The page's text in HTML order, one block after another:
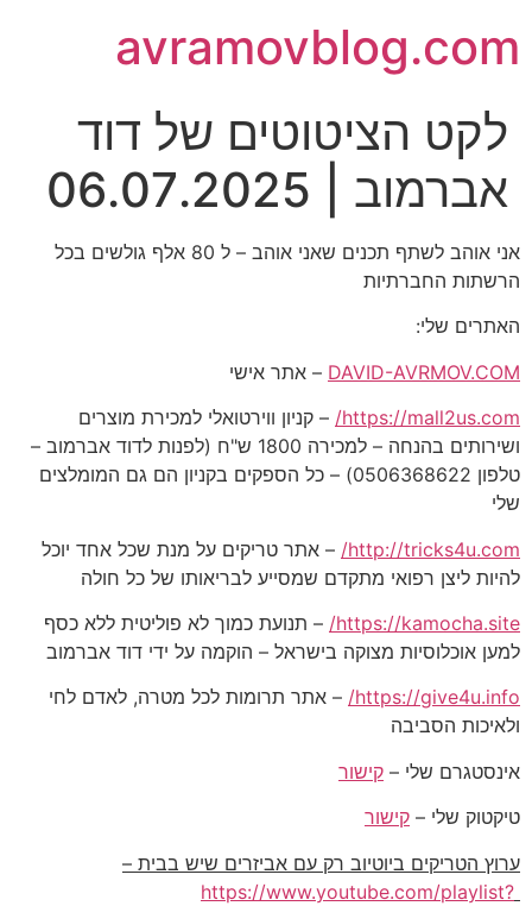
avramovblog.com
לקט הציטוטים של דוד
אברמוב | 06.07.2025
אני אוהב לשתף תכנים שאני אוהב – ל 80 אלף גולשים בכל
הרשתות החברתיות
האתרים שלי:
DAVID-AVRMOV.COM – אתר אישי
https://mall2us.com/ – קניון ווירטואלי למכירת מוצרים
ושירותים בהנחה – למכירה 1800 ש"ח (לפנות לדוד אברמוב –
טלפון 0506368622) – כל הספקים בקניון הם גם המומלצים
שלי
http://tricks4u.com/ – אתר טריקים על מנת שכל אחד יוכל
להיות ליצן רפואי מתקדם שמסייע לבריאותו של כל חולה
https://kamocha.site/ – תנועת כמוך לא פוליטית ללא כסף
למען אוכלוסיות מצוקה בישראל – הוקמה על ידי דוד אברמוב
https://give4u.info/ – אתר תרומות לכל מטרה, לאדם לחי
ולאיכות הסביבה
אינסטגרם שלי – קישור
טיקטוק שלי – קישור
ערוץ הטריקים ביוטיוב רק עם אביזרים שיש בבית –
https://www.youtube.com/playlist?